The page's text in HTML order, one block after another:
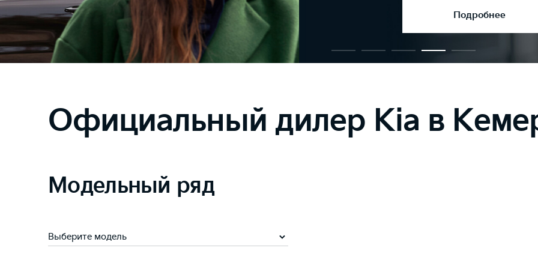
Подробнее
Официальный дилер Kia в
Модельный ряд
Выберите модель